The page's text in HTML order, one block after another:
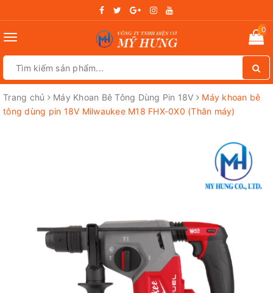
Toggle
0
Trang chủ Máy Khoan Bê Tông Dùng Pin 18V
Máy khoan bê
tông dùng pin 18V Milwaukee M18 FHX​-0X0 (Thân máy)